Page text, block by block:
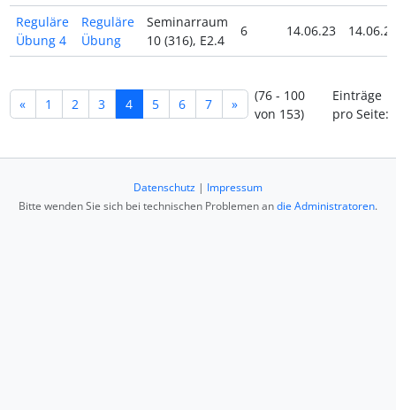
Reguläre
Übung 4
Reguläre
Übung
Seminarraum
10 (316), E2.4
6 14.06.23
« 1 2 3 4 5 6 7 »
(76 - 100
von 153)
Einträge
pro Seite:
Datenschutz | Impressum
Bitte wenden Sie sich bei technischen Problemen andie Administratoren.